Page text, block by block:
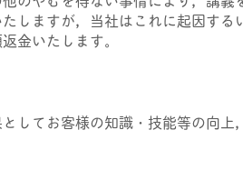
しますが，当社はこれに起因する
金いたします。
してお客様の知識・技能等の向上